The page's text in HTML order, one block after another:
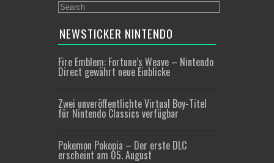
NEWSTICKER NINTENDO
Fire Emblem: Fortune’s Weave – Nintendo
Direct gewährt neue Einblicke
Zwei unveröffentlichte Virtual Boy-Titel
für Nintendo Classics verfügbar
Pokemon Pokopia – Der erste DLC
erscheint am 05. August